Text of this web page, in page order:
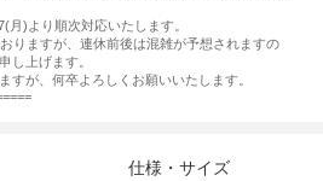
月)より順次対応いたします。
りますが、連休前後は混雑が予想されますの
し上げます。
すが、何卒よろしくお願いいたします。
仕様・サイズ